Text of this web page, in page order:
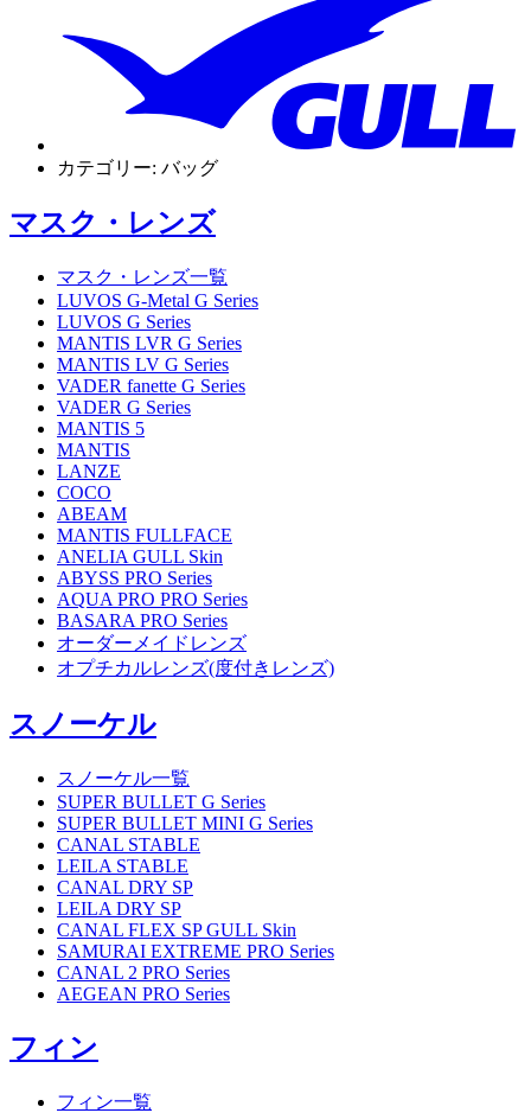
カテゴリー: バッグ
マスク・レンズ
マスク・レンズ一覧
LUVOS G-Metal G Series
LUVOS G Series
MANTIS LVR G Series
MANTIS LV G Series
VADER fanette G Series
VADER G Series
MANTIS 5
MANTIS
LANZE
COCO
ABEAM
MANTIS FULLFACE
ANELIA GULL Skin
ABYSS PRO Series
AQUA PRO PRO Series
BASARA PRO Series
オーダーメイドレンズ
オプチカルレンズ(度付きレンズ)
スノーケル
スノーケル一覧
SUPER BULLET G Series
SUPER BULLET MINI G Series
CANAL STABLE
LEILA STABLE
CANAL DRY SP
LEILA DRY SP
CANAL FLEX SP GULL Skin
SAMURAI EXTREME PRO Series
CANAL 2 PRO Series
AEGEAN PRO Series
フィン
フィン一覧